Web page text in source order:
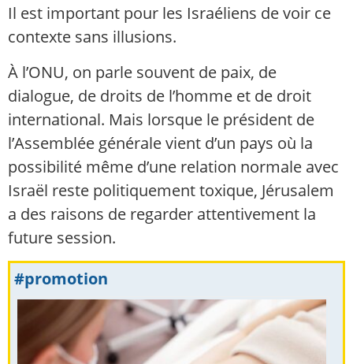
Il est important pour les Israéliens de voir ce
contexte sans illusions.
À l’ONU, on parle souvent de paix, de
dialogue, de droits de l’homme et de droit
international. Mais lorsque le président de
l’Assemblée générale vient d’un pays où la
possibilité même d’une relation normale avec
Israël reste politiquement toxique, Jérusalem
a des raisons de regarder attentivement la
future session.
#promotion